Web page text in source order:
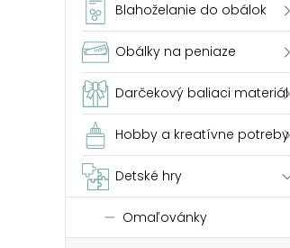
Blahoželanie do obálok
Obálky na peniaze
Darčekový baliaci materiál
Hobby a kreatívne potreby
Detské hry
Omaľovánky